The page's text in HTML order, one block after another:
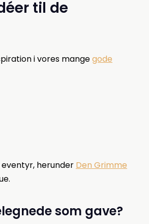
til de
i vores mangegode
herunder Den Grimme
som gave?